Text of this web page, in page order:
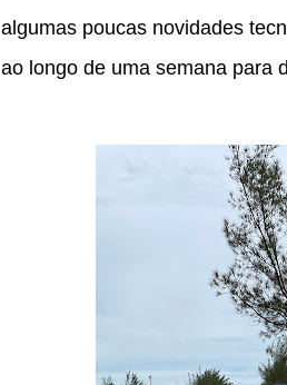
algumas poucas novidades
ao longo de uma semana para